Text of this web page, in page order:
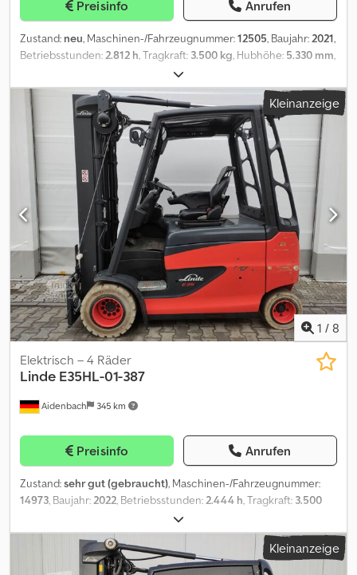
Preisinfo Anrufen
Zustand: neu, Maschinen-/Fahrzeugnummer:12505, Baujahr:2021,
Betriebsstunden:2.812 h, Tragkraft: 3.500 kg, Hubhöhe: 5.330 mm,
2.424 mm
315/45-12, Hinterreifengröße:200/50-10, Gesamtgewicht:4.283
kg , Motortyp: Elektrisch, Hersteller: Linde Dcjdpfx Asw Arrwjcmsk
Kleinanzeige
1 / 8
Aidenbach 345 km
Elektrisch – 4 Räder
Linde E35HL-01-387
Preisinfo Anrufen
Zustand:sehr gut (gebraucht), Maschinen-/Fahrzeugnummer:
14973, Baujahr:2022, Betriebsstunden:2.444 h, Tragkraft: 3.500
, Freihub:1.700 mm
Vorderreifengröße:315/45-12, Hinterreifengröße:200/50-10,
Gesamtgewicht:4.038 kg, Motortyp: Elektrisch, Hersteller: Linde
Dcedjx Enx Sepfx Acmsk
Kleinanzeige